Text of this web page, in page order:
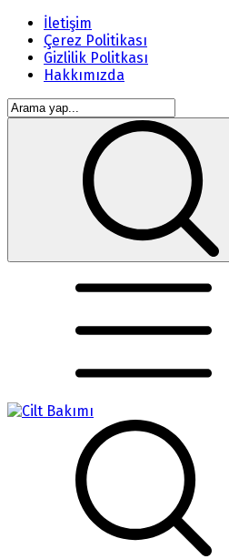
İletişim
Çerez Politikası
Gizlilik Politkası
Hakkımızda